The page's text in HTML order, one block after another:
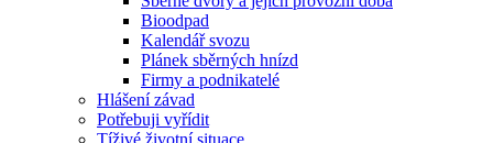
Bioodpad
Kalendář svozu
Plánek sběrných hnízd
Firmy a podnikatelé
Hlášení závad
Potřebuji vyřídit
Tíživé životní situace